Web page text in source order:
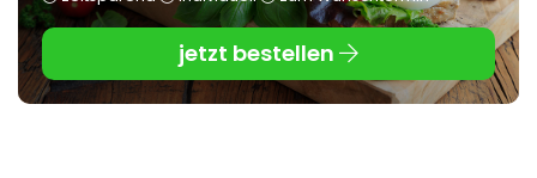
jetzt bestellen